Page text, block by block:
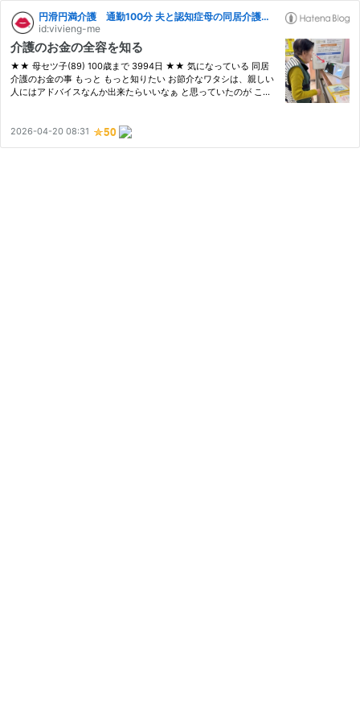
円滑円満介護 通勤100分 夫と認知症母の同居介護スタート 遠隔円満介護第2章
id:vivieng-me
介護のお金の全容を知る
★★ 母セツ子(89) 100歳まで 3994日 ★★ 気になっている 同居
介護のお金の事 もっと もっと知りたい お節介なワタシは、親しい
人にはアドバイスなんか出来たらいいなぁ と思っていたのが この
受…
2026-04-20 08:31